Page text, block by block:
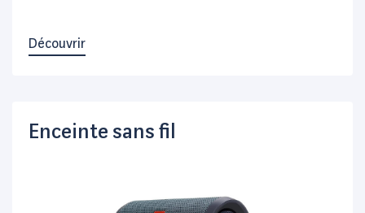
Découvrir
Enceinte sans fil